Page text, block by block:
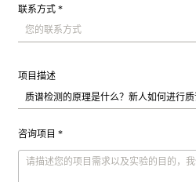
联系方式 *
项目描述
咨询项目 *